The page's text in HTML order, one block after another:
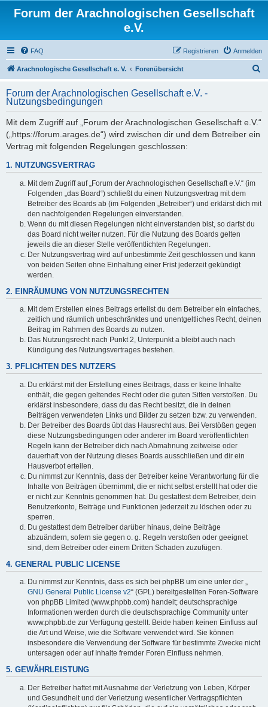
Forum der Arachnologischen Gesellschaft
e.V.
FAQ Anmelden
Registrieren
Arachnologische Gesellschaft e. V. Forenübersicht
h
Forum der Arachnologischen Gesellschaft e.V. -
Nutzungsbedingungen
Mit dem Zugriff auf „Forum der Arachnologischen Gesellschaft e.V.“
(„https://forum.arages.de“) wird zwischen dir und dem Betreiber ein
Vertrag mit folgenden Regelungen geschlossen:
1. NUTZUNGSVERTRAG
Mit dem Zugriff auf „Forum der Arachnologischen Gesellschaft e.V.“ (im
Folgenden „das Board“) schließt du einen Nutzungsvertrag mit dem
Betreiber des Boards ab (im Folgenden „Betreiber“) und erklärst dich mit
den nachfolgenden Regelungen einverstanden.
Wenn du mit diesen Regelungen nicht einverstanden bist, so darfst du
das Board nicht weiter nutzen. Für die Nutzung des Boards gelten
jeweils die an dieser Stelle veröffentlichten Regelungen.
Der Nutzungsvertrag wird auf unbestimmte Zeit geschlossen und kann
von beiden Seiten ohne Einhaltung einer Frist jederzeit gekündigt
werden.
2. EINRÄUMUNG VON NUTZUNGSRECHTEN
Mit dem Erstellen eines Beitrags erteilst du dem Betreiber ein einfaches,
zeitlich und räumlich unbeschränktes und unentgeltliches Recht, deinen
Beitrag im Rahmen des Boards zu nutzen.
Das Nutzungsrecht nach Punkt 2, Unterpunkt a bleibt auch nach
Kündigung des Nutzungsvertrages bestehen.
3. PFLICHTEN DES NUTZERS
Du erklärst mit der Erstellung eines Beitrags, dass er keine Inhalte
enthält, die gegen geltendes Recht oder die guten Sitten verstoßen. Du
erklärst insbesondere, dass du das Recht besitzt, die in deinen
Beiträgen verwendeten Links und Bilder zu setzen bzw. zu verwenden.
Der Betreiber des Boards übt das Hausrecht aus. Bei Verstößen gegen
diese Nutzungsbedingungen oder anderer im Board veröffentlichten
Regeln kann der Betreiber dich nach Abmahnung zeitweise oder
dauerhaft von der Nutzung dieses Boards ausschließen und dir ein
Hausverbot erteilen.
Du nimmst zur Kenntnis, dass der Betreiber keine Verantwortung für die
Inhalte von Beiträgen übernimmt, die er nicht selbst erstellt hat oder die
er nicht zur Kenntnis genommen hat. Du gestattest dem Betreiber, dein
Benutzerkonto, Beiträge und Funktionen jederzeit zu löschen oder zu
sperren.
Du gestattest dem Betreiber darüber hinaus, deine Beiträge
abzuändern, sofern sie gegen o. g. Regeln verstoßen oder geeignet
sind, dem Betreiber oder einem Dritten Schaden zuzufügen.
4. GENERAL PUBLIC LICENSE
Du nimmst zur Kenntnis, dass es sich bei phpBB um eine unter der „
GNU General Public License v2“ (GPL) bereitgestellten Foren-Software
von phpBB Limited (www.phpbb.com) handelt; deutschsprachige
Informationen werden durch die deutschsprachige Community unter
www.phpbb.de zur Verfügung gestellt. Beide haben keinen Einfluss auf
die Art und Weise, wie die Software verwendet wird. Sie können
insbesondere die Verwendung der Software für bestimmte Zwecke nicht
untersagen oder auf Inhalte fremder Foren Einfluss nehmen.
5. GEWÄHRLEISTUNG
Der Betreiber haftet mit Ausnahme der Verletzung von Leben, Körper
und Gesundheit und der Verletzung wesentlicher Vertragspflichten